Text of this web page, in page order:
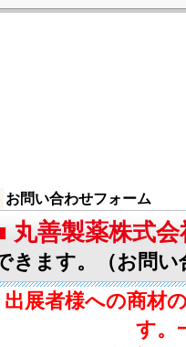
お問い合わせフォーム
丸善製薬株式
きます。（お問い
出展者様への商材
す。